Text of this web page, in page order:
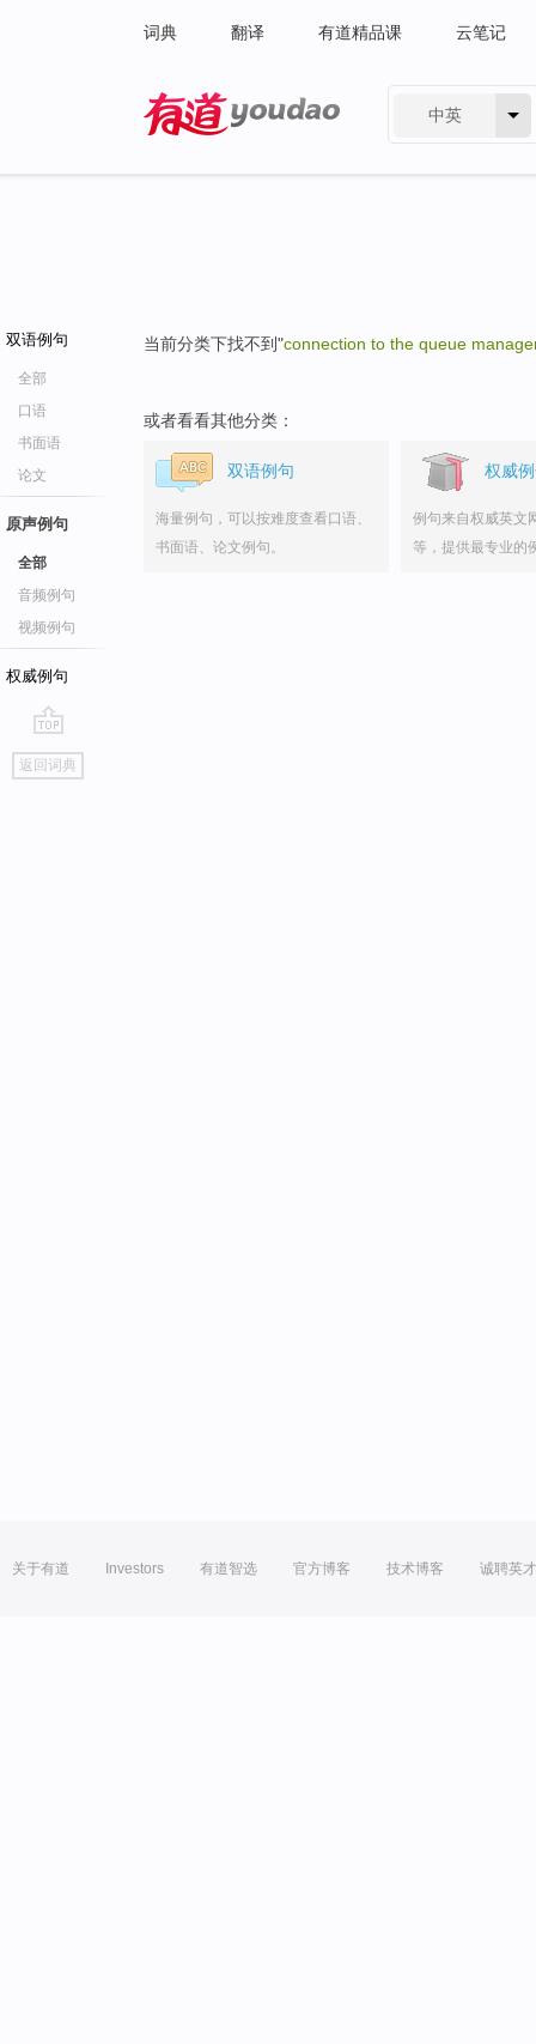
词典 翻译 有道精品课 云笔记
中英
双语例句
全部
口语
书面语
论文
原声例句
全部
音频例句
视频例句
权威例句
go
top
返回词典
当前分类下找不到"connection to the queue
或者看看其他分类：
双语例句
海量例句，可以按难度查看口语、
书面语、论文例句。
权威
例句来自权威英文
等，提供最专业的
关于有道 Investors 有道智选 官方博客 技术博客 诚聘英才